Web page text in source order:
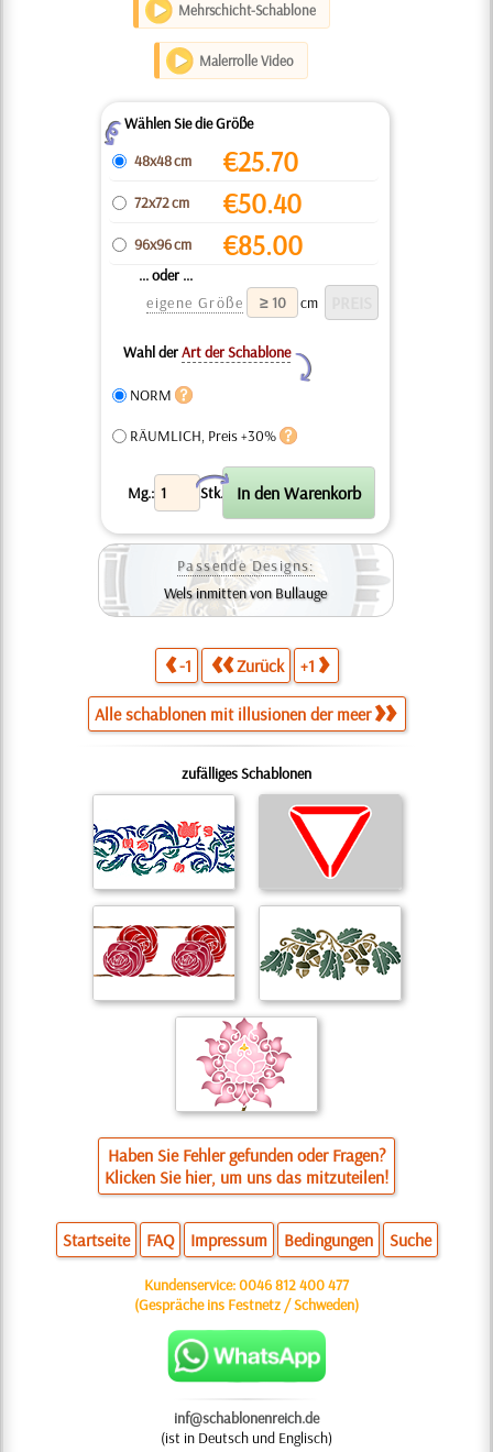
Mehrschicht-Schablone
Malerrolle Video
ZWählen Sie die Größe
48x48 cm
€25.70
72x72 cm €50.40
96x96 cm €85.00
... oder ...
eigene Größe
cm
Wahl derArt der Schablone
Y
NORM
RÄUMLICH, Preis +30%
Mg.: Stk.
X
Passende Designs:
Wels inmitten von Bullauge
-1 Zurück +1
Alle schablonen mit illusionen der meer
zufälliges Schablonen
Haben Sie Fehler gefunden oder Fragen?
Klicken Sie hier, um uns das mitzuteilen!
Startseite FAQ Impressum Bedingungen Suche
Kundenservice:0046 812 400 477
(Gespräche ins Festnetz / Schweden)
inf@schablonenreich.de
(ist in Deutsch und Englisch)